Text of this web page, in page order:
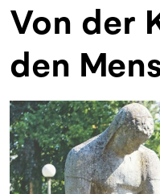
Von der
den